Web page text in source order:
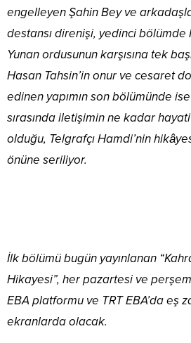
engelleyen Şahin Bey ve
destansı direnişi, yedinci bölümde
Yunan ordusunun karşısına tek
Hasan Tahsin’in onur ve cesaret
edinen yapımın son bölümünde
sırasında iletişimin ne kadar
olduğu, Telgrafçı Hamdi’nin
önüne seriliyor.
İlk bölümü bugün yayınlanan
Hikayesi”, her pazartesi ve
EBA platformu ve TRT EBA’da eş
ekranlarda olacak.